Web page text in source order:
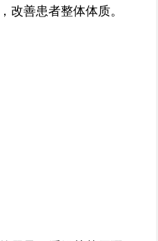
改善患者整体体质。